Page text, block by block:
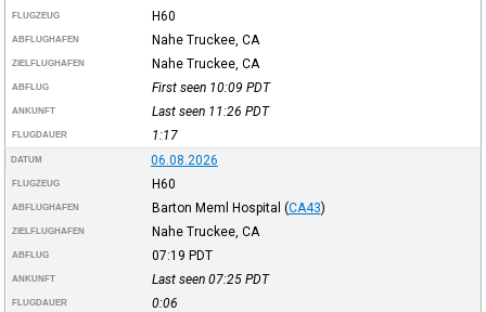
FLUGZEUG H60
ABFLUGHAFEN Nahe Truckee, CA
ZIELFLUGHAFEN Nahe Truckee, CA
ABFLUG First seen 10:09 PDT
ANKUNFT Last seen 11:26 PDT
FLUGDAUER 1:17
DATUM 06.08.2026
FLUGZEUG H60
ABFLUGHAFEN Barton Meml Hospital (CA43)
ZIELFLUGHAFEN Nahe Truckee, CA
ABFLUG 07:19 PDT
ANKUNFT Last seen 07:25 PDT
FLUGDAUER 0:06